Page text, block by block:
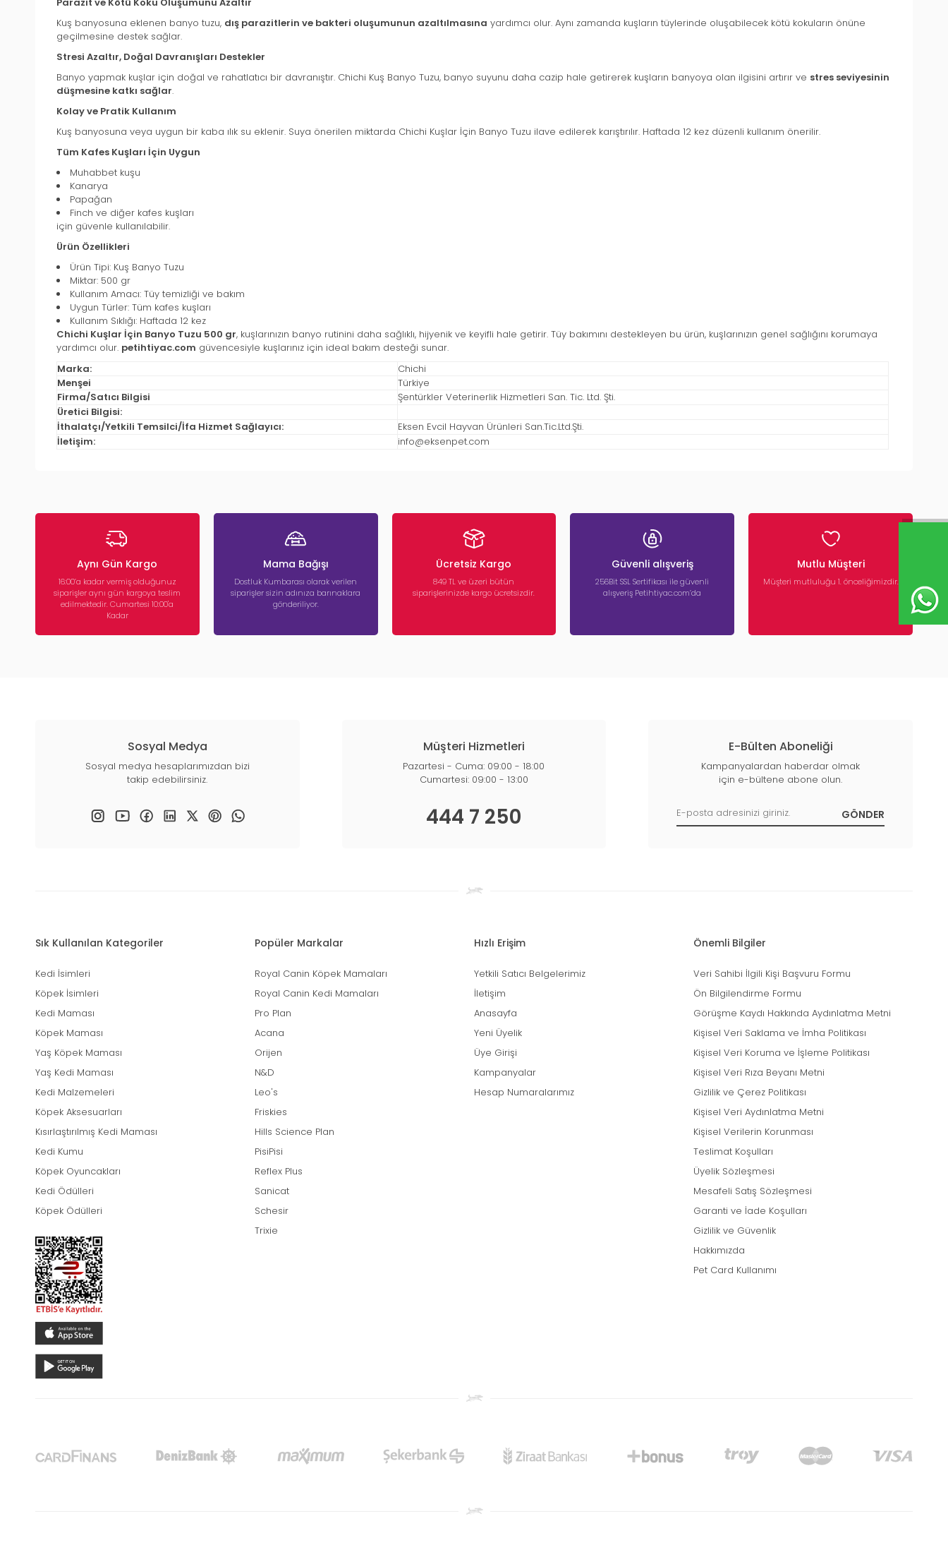
Kuş banyosuna eklenen banyo tuzu, dış parazitlerin ve bakteri oluşumunun azaltılmasına yardımcı olur. Aynı zamanda kuşların tüylerinde oluşabilecek kötü kokuların önüne
geçilmesine destek sağlar.
Stresi Azaltır, Doğal Davranışları Destekler
Banyo yapmak kuşlar için doğal ve rahatlatıcı bir davranıştır. Chichi Kuş Banyo Tuzu, banyo suyunu daha cazip hale getirerek kuşların banyoya olan ilgisini artırır ve stres seviyesinin
düşmesine katkı sağlar.
Kolay ve Pratik Kullanım
Kuş banyosuna veya uygun bir kaba ılık su eklenir. Suya önerilen miktarda Chichi Kuşlar İçin Banyo Tuzu ilave edilerek karıştırılır. Haftada 12 kez düzenli kullanım önerilir.
Tüm Kafes Kuşları İçin Uygun
Muhabbet kuşu
Kanarya
Papağan
Finch ve diğer kafes kuşları
için güvenle kullanılabilir.
Ürün Özellikleri
Ürün Tipi: Kuş Banyo Tuzu
Miktar: 500 gr
Kullanım Amacı: Tüy temizliği ve bakım
Uygun Türler: Tüm kafes kuşları
Kullanım Sıklığı: Haftada 12 kez
Chichi Kuşlar İçin Banyo Tuzu 500 gr, kuşlarınızın banyo rutinini daha sağlıklı, hijyenik ve keyifli hale getirir. Tüy bakımını destekleyen bu ürün, kuşlarınızın genel sağlığını korumaya
yardımcı olur. petihtiyac.com güvencesiyle kuşlarınız için ideal bakım desteği sunar.
Marka:
Chichi
Menşei
Türkiye
Firma/Satıcı Bilgisi
Şentürkler Veterinerlik Hizmetleri San. Tic. Ltd. Şti.
Üretici Bilgisi:
İthalatçı/Yetkili Temsilci/İfa Hizmet Sağlayıcı:
Eksen Evcil Hayvan Ürünleri San.Tic.Ltd.Şti.
İletişim:
info@eksenpet.com
Aynı Gün Kargo
16:00’a kadar vermiş olduğunuz
siparişler aynı gün kargoya teslim
edilmektedir. Cumartesi 10:00'a
Kadar
Mama Bağışı
Dostluk Kumbarası olarak verilen
siparişler sizin adınıza barınaklara
gönderiliyor.
Ücretsiz Kargo
849 TL ve üzeri bütün
siparişlerinizde kargo ücretsizdir.
Güvenli alışveriş
256Bit SSL Sertifikası ile güvenli
alışveriş Petihtiyac.com’da
Mutlu Müşteri
Müşteri mutluluğu 1. önceliğimizdir.
Sosyal Medya
Sosyal medya hesaplarımızdan bizi
takip edebilirsiniz.
Müşteri Hizmetleri
Pazartesi - Cuma: 09:00 - 18:00
Cumartesi: 09:00 - 13:00
444 7 250
E-Bülten Aboneliği
Kampanyalardan haberdar olmak
için e-bültene abone olun.
Sık Kullanılan Kategoriler
Kedi İsimleri
Köpek İsimleri
Kedi Maması
Köpek Maması
Yaş Köpek Maması
Yaş Kedi Maması
Kedi Malzemeleri
Köpek Aksesuarları
Kısırlaştırılmış Kedi Maması
Kedi Kumu
Köpek Oyuncakları
Kedi Ödülleri
Köpek Ödülleri
Popüler Markalar
Royal Canin Köpek Mamaları
Royal Canin Kedi Mamaları
Pro Plan
Acana
Orijen
N&D
Leo's
Friskies
Hills Science Plan
PisiPisi
Reflex Plus
Sanicat
Schesir
Trixie
Hızlı Erişim
Yetkili Satıcı Belgelerimiz
İletişim
Anasayfa
Yeni Üyelik
Üye Girişi
Kampanyalar
Hesap Numaralarımız
Önemli Bilgiler
Veri Sahibi İlgili Kişi Başvuru Formu
Ön Bilgilendirme Formu
Görüşme Kaydı Hakkında Aydınlatma Metni
Kişisel Veri Saklama ve İmha Politikası
Kişisel Veri Koruma ve İşleme Politikası
Kişisel Veri Rıza Beyanı Metni
Gizlilik ve Çerez Politikası
Kişisel Veri Aydınlatma Metni
Kişisel Verilerin Korunması
Teslimat Koşulları
Üyelik Sözleşmesi
Mesafeli Satış Sözleşmesi
Garanti ve İade Koşulları
Gizlilik ve Güvenlik
Hakkımızda
Pet Card Kullanımı